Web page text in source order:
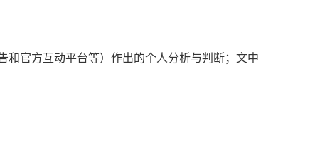
官方互动平台等）作出的个人分析与判断；文中